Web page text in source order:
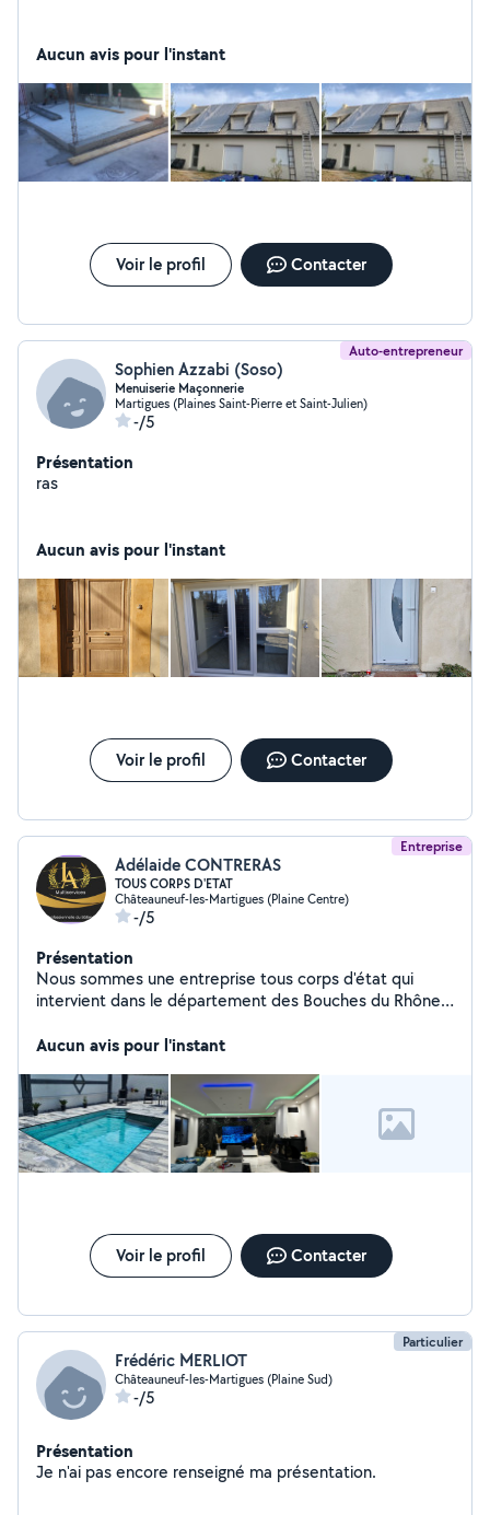
Aucun avis pour l'instant
Voir le profil Contacter
Auto-entrepreneur
Sophien Azzabi (Soso)
Menuiserie Maçonnerie
Martigues (Plaines Saint-Pierre et Saint-Julien)
-/5
Présentation
ras
Aucun avis pour l'instant
Voir le profil Contacter
Entreprise
Adélaide CONTRERAS
TOUS CORPS D'ETAT
Châteauneuf-les-Martigues (Plaine Centre)
-/5
Présentation
Nous sommes une entreprise tous corps d'état qui
intervient dans le département des Bouches du Rhône.
avons à coeur de conseiller nos clients au mieux.
disposition. A bientôt.
Aucun avis pour l'instant
Voir le profil Contacter
Particulier
Frédéric MERLIOT
Châteauneuf-les-Martigues (Plaine Sud)
-/5
Présentation
Je n'ai pas encore renseigné ma présentation.